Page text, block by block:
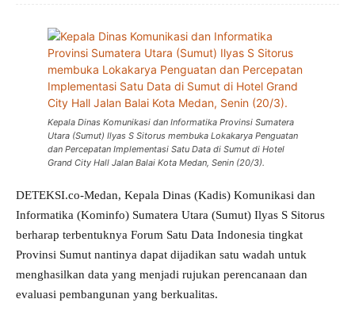
Kepala Dinas Komunikasi dan Informatika Provinsi Sumatera
Utara (Sumut) Ilyas S Sitorus membuka Lokakarya Penguatan
dan Percepatan Implementasi Satu Data di Sumut di Hotel
Grand City Hall Jalan Balai Kota Medan, Senin (20/3).
DETEKSI.co-Medan, Kepala Dinas (Kadis) Komunikasi dan
Informatika (Kominfo) Sumatera Utara (Sumut) Ilyas S Sitorus
berharap terbentuknya Forum Satu Data Indonesia tingkat
Provinsi Sumut nantinya dapat dijadikan satu wadah untuk
menghasilkan data yang menjadi rujukan perencanaan dan
evaluasi pembangunan yang berkualitas.